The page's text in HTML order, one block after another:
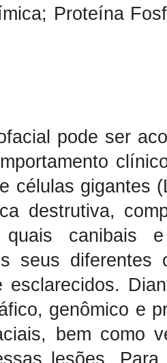
Proteína
pode ser
células gigantes
destrutiva,
canibais e
seus diferentes
esclarecidos.
genômico e
bem como
lesões.